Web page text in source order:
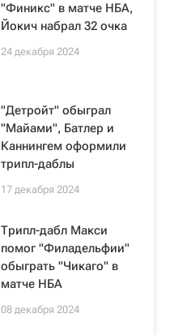
"Финикс" в матче НБА,
Йокич набрал 32 очка
24 декабря 2024
"Детройт" обыграл
"Майами", Батлер и
Каннингем оформили
трипл-даблы
17 декабря 2024
Трипл-дабл Макси
помог "Филадельфии"
обыграть "Чикаго" в
матче НБА
08 декабря 2024